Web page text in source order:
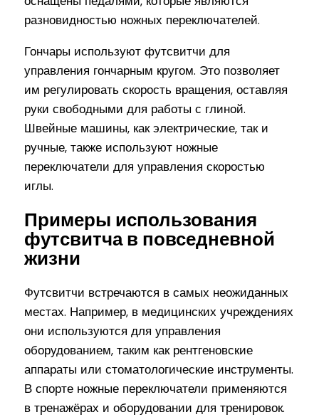
разновидностью ножных переключателей.
Гончары используют футсвитчи для
управления гончарным кругом. Это позволяет
им регулировать скорость вращения, оставляя
руки свободными для работы с глиной.
Швейные машины, как электрические, так и
ручные, также используют ножные
переключатели для управления скоростью
иглы.
Примеры использования
футсвитча в повседневной
жизни
Футсвитчи встречаются в самых неожиданных
местах. Например, в медицинских учреждениях
они используются для управления
оборудованием, таким как рентгеновские
аппараты или стоматологические инструменты.
В спорте ножные переключатели применяются
в тренажёрах и оборудовании для тренировок.